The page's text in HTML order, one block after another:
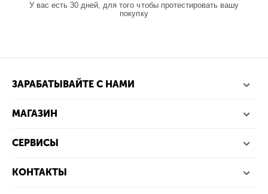
У вас есть 30 дней, для того чтобы протестировать вашу
покупку
ЗАРАБАТЫВАЙТЕ С НАМИ
МАГАЗИН
СЕРВИСЫ
КОНТАКТЫ